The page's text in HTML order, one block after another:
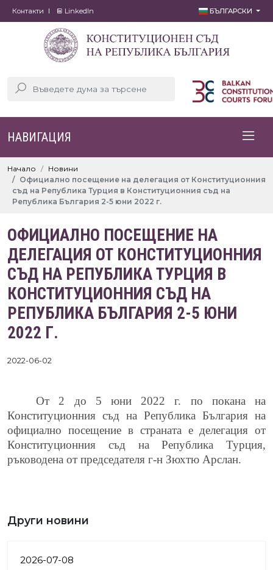
Контакти LinkedIn БЪЛГАРСКИ
НАВИГАЦИЯ
Начало
Новини
Официално посещение на делегация от Конституционния
съд на Република Турция в Конституционния съд на
Република България 2-5 юни 2022 г.
ОФИЦИАЛНО ПОСЕЩЕНИЕ НА
ДЕЛЕГАЦИЯ ОТ КОНСТИТУЦИОННИЯ
СЪД НА РЕПУБЛИКА ТУРЦИЯ В
КОНСТИТУЦИОННИЯ СЪД НА
РЕПУБЛИКА БЪЛГАРИЯ 2-5 ЮНИ
2022 Г.
2022-06-02
От 2 до 5 юни 2022 г. по покана на
Конституционния съд на Република България на
официално посещение в страната e делегация от
Конституционния съд на Република Турция,
ръководена от председателя г-н Зюхтю Арслан.
Други новини
2026-07-08